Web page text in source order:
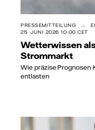
PRESSEMITTEILUNG
25. JUNI 2026 10:00 CET
Wetterwissen
Strommarkt
Wie präzise Prognosen
entlasten